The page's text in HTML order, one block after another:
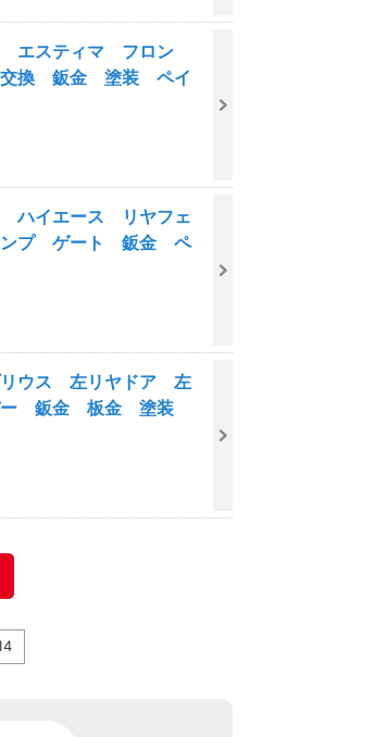
エスティマ フロン
換 鈑金 塗装 ペイ
イエース リヤフェ
ンプ ゲート 鈑金 ペ
ウス 左リヤドア 左
ー 鈑金 板金 塗装